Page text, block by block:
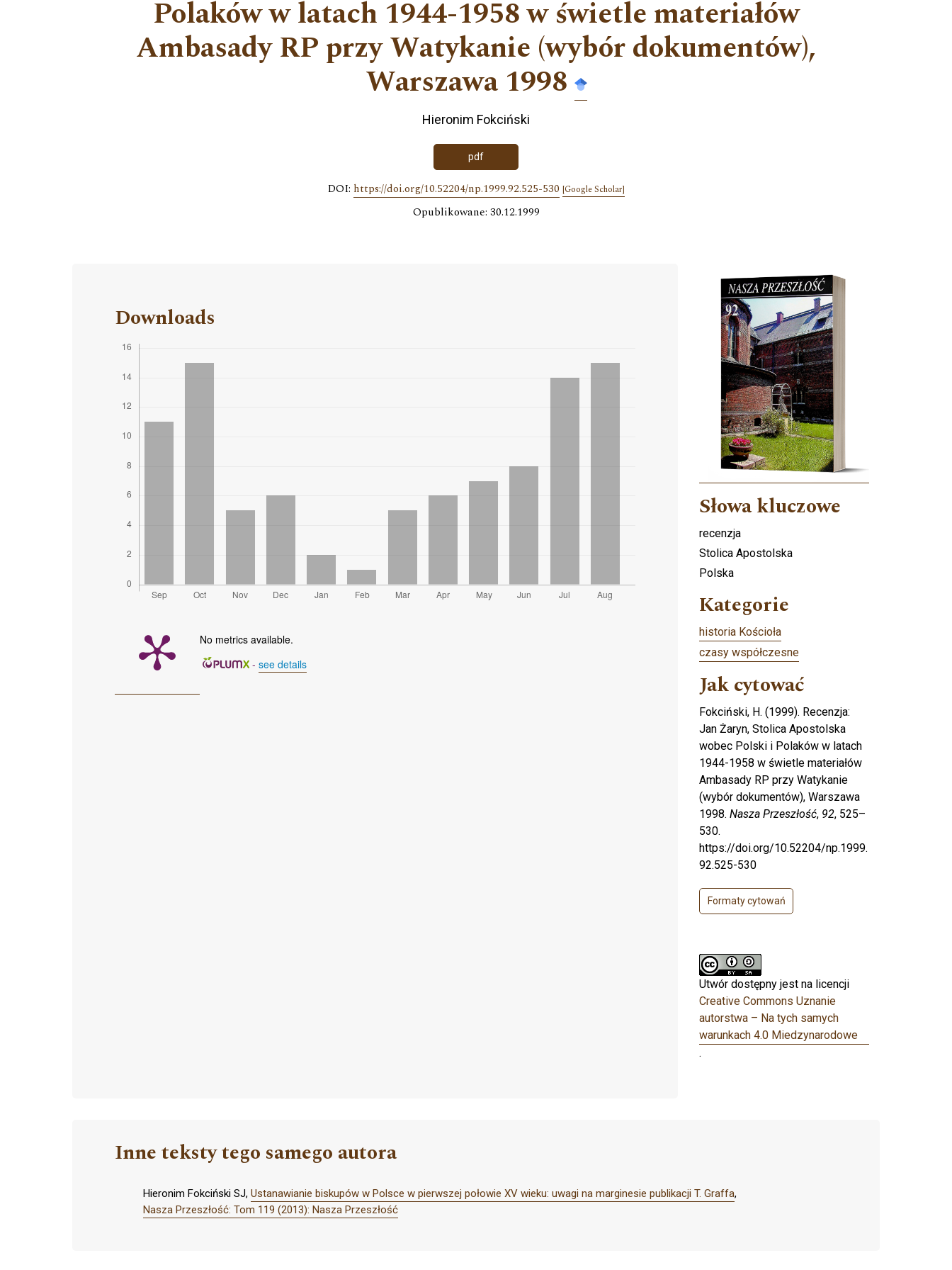
Polaków w latach 1944-1958 w świetle materiałów
Ambasady RP przy Watykanie (wybór dokumentów),
Warszawa 1998
Hieronim Fokciński
pdf
DOI: https://doi.org/10.52204/np.1999.92.525-530 [Google Scholar]
Opublikowane: 30.12.1999
Downloads
No metrics available.
- see details
Cover image
Słowa kluczowe
recenzja
Stolica Apostolska
Polska
Kategorie
historia Kościoła
czasy współczesne
Jak cytować
Fokciński, H. (1999). Recenzja:
Jan Żaryn, Stolica Apostolska
wobec Polski i Polaków w latach
1944-1958 w świetle materiałów
Ambasady RP przy Watykanie
(wybór dokumentów), Warszawa
1998. Nasza Przeszłość, 92, 525–
530.
https://doi.org/10.52204/np.1999.
92.525-530
Formaty cytowań
Utwór dostępny jest na licencji
Creative Commons Uznanie
autorstwa – Na tych samych
warunkach 4.0 Miedzynarodowe
.
Inne teksty tego samego autora
Hieronim Fokciński SJ, Ustanawianie biskupów w Polsce w pierwszej połowie XV wieku: uwagi na marginesie publikacji T. Graffa,
Nasza Przeszłość: Tom 119 (2013): Nasza Przeszłość